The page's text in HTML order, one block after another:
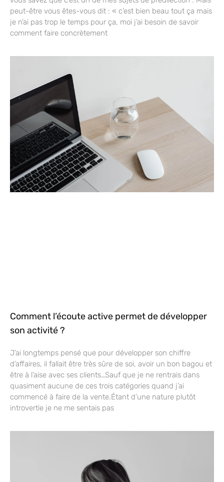
peut-être vous êtes-vous dit : « c’est bien beau tout ça mais
je n’ai pas trop le temps pour ça, moi j’ai besoin de savoir
comment faire concrètement
Comment l’écoute active permet de développer
son activité ?
J’ai longtemps pensé que pour développer son chiffre
d’affaires, il fallait être très sûre de soi, avoir un bon bagou et
être à l’aise avec ses clients…Sauf que je ne rentrais dans
quasiment aucune de ces trois catégories quand j’ai
commencé à faire de la vente.Étant d’une nature plutôt
introvertie je ne me sentais pas